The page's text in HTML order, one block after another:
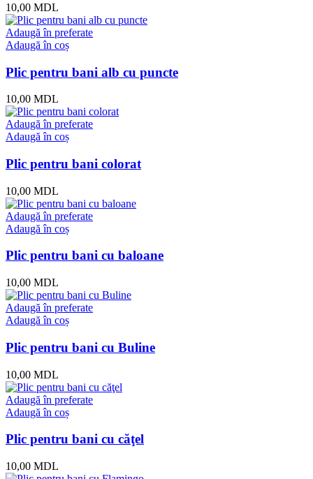
10,00 MDL
Adaugă în preferate
Adaugă în coș
Plic pentru bani alb cu puncte
10,00 MDL
Adaugă în preferate
Adaugă în coș
Plic pentru bani colorat
10,00 MDL
Adaugă în preferate
Adaugă în coș
Plic pentru bani cu baloane
10,00 MDL
Adaugă în preferate
Adaugă în coș
Plic pentru bani cu Buline
10,00 MDL
Adaugă în preferate
Adaugă în coș
Plic pentru bani cu căţel
10,00 MDL